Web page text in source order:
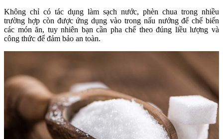
Không chỉ có tác dụng làm sạch nước, phèn chua trong nhiều
trường hợp còn được ứng dụng vào trong nấu nướng để chế biến
các món ăn, tuy nhiên bạn cần pha chế theo đúng liều lượng và
công thức để đảm bảo an toàn.